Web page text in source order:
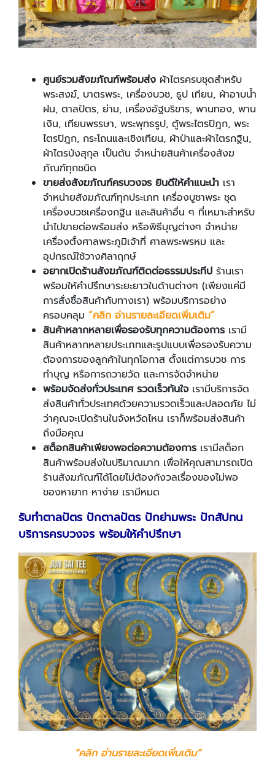
ศูนย์รวมสังฆภัณฑ์พร้อมส่ง ผ้าไตรครบชุดสำหรับ
พระสงฆ์, บาตรพระ, เครื่องบวช, ธูป เทียน, ผ้าอาบน้ำ
ฝน, ตาลปัตร, ย่าม, เครื่องอัฐบริขาร, พานทอง, พาน
เงิน, เทียนพรรษา, พระพุทธรูป, ตู้พระไตรปิฎก, พระ
ไตรปิฎก, กระโถนและเชิงเทียน, ผ้าป่าและผ้าไตรกฐิน,
ผ้าไตรบังสุกุล เป็นต้น จำหน่ายสินค้าเครื่องสังฆ
ภัณฑ์ทุกชนิด
ขายส่งสังฆภัณฑ์ครบวงจร ยินดีให้คำแนะนำ เรา
จำหน่ายสังฆภัณฑ์ทุกประเภท เครื่องบูชาพระ ชุด
เครื่องบวชเครื่องกฐิน และสินค้าอื่น ๆ ที่เหมาะสำหรับ
นำไปขายต่อพร้อมส่ง หรือพิธีบุญต่างๆ จำหน่าย
เครื่องตั้งศาลพระภูมิเจ้าที่ ศาลพระพรหม และ
อุปกรณ์ใช้วางศิลาฤกษ์
อยากเปิดร้านสังฆภัณฑ์ติดต่อธรรมประทีป ร้านเรา
พร้อมให้คำปรึกษาระยะยาวในด้านต่างๆ (เพียงแค่มี
การสั่งซื้อสินค้ากับทางเรา) พร้อมบริการอย่าง
ครอบคลุม “คลิก อ่านรายละเอียดเพิ่มเติม”
สินค้าหลากหลายเพื่อรองรับทุกความต้องการ เรามี
สินค้าหลากหลายประเภทและรูปแบบเพื่อรองรับความ
ต้องการของลูกค้าในทุกโอกาส ตั้งแต่การบวช การ
ทำบุญ หรือการถวายวัด และการจัดจำหน่าย
พร้อมจัดส่งทั่วประเทศ รวดเร็วทันใจ เรามีบริการจัด
ส่งสินค้าทั่วประเทศด้วยความรวดเร็วและปลอดภัย ไม่
ว่าคุณจะเปิดร้านในจังหวัดไหน เราก็พร้อมส่งสินค้า
ถึงมือคุณ
สต็อกสินค้าเพียงพอต่อความต้องการ เรามีสต็อก
สินค้าพร้อมส่งในปริมาณมาก เพื่อให้คุณสามารถเปิด
ร้านสังฆภัณฑ์ได้โดยไม่ต้องกังวลเรื่องของไม่พอ
ของหายาก หาง่าย เรามีหมด
รับทำตาลปัตร ปักตาลปัตร ปักย่ามพระ ปักสัปทน
บริการครบวงจร พร้อมให้คำปรึกษา
“คลิก อ่านรายละเอียดเพิ่มเติม”